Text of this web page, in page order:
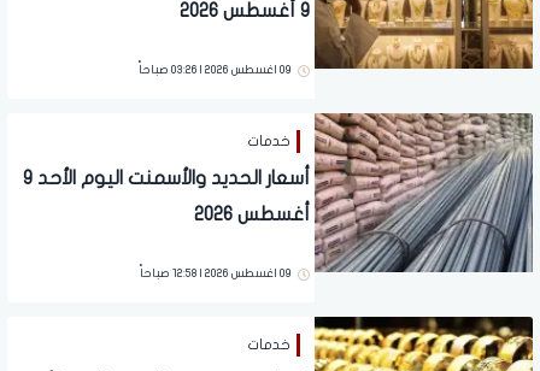
9 أغسطس 2026
09 اغسطس 2026 | 03:26 صباحاً
خدمات
أسعار الحديد والأسمنت اليوم الأحد 9
أغسطس 2026
09 اغسطس 2026 | 12:58 صباحاً
خدمات